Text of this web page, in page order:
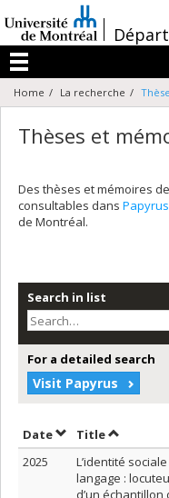
au
contenu
/
Menu
Home La recherche
Thèses et
Des thèses et mémoires
consultables dans Papyrus
de Montréal.
Search in list
For a detailed search
Visit Papyrus
DateSort by date in
TitleSort by
2025
L’identité
langage :
d’un